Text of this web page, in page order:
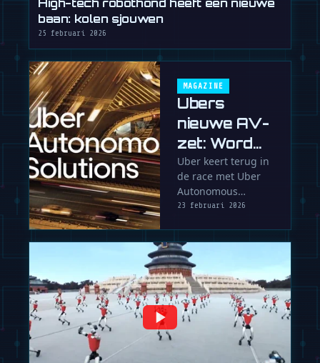
High-tech robothond heeft een nieuwe
baan: kolen sjouwen
25 februari 2026
MAGAZINE
Ubers
nieuwe AV-
zet: Word
het OS van
de
concurrent
Uber keert terug in
de race met Uber
Autonomous
Solutions, een
robotaxi's. Een
briljante …
23 februari 2026